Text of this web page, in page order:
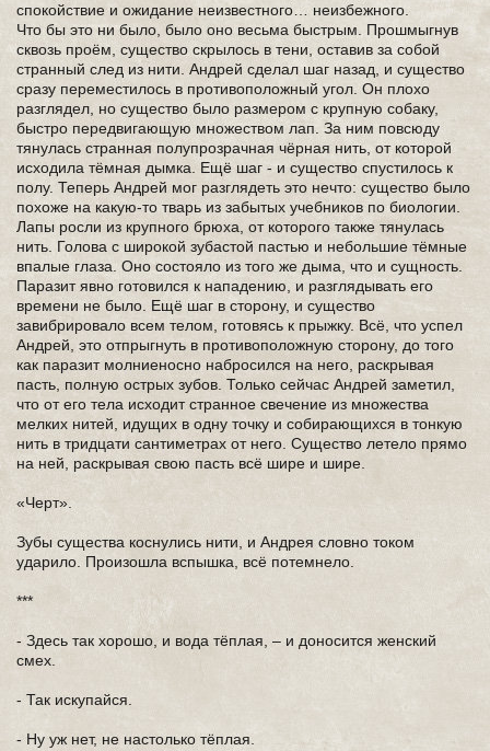
спокойствие и ожидание неизвестного… неизбежного.
Что бы это ни было, было оно весьма быстрым. Прошмыгнув
сквозь проём, существо скрылось в тени, оставив за собой
странный след из нити. Андрей сделал шаг назад, и существо
сразу переместилось в противоположный угол. Он плохо
разглядел, но существо было размером с крупную собаку,
быстро передвигающую множеством лап. За ним повсюду
тянулась странная полупрозрачная чёрная нить, от которой
исходила тёмная дымка. Ещё шаг - и существо спустилось к
полу. Теперь Андрей мог разглядеть это нечто: существо было
похоже на какую-то тварь из забытых учебников по биологии.
Лапы росли из крупного брюха, от которого также тянулась
нить. Голова с широкой зубастой пастью и небольшие тёмные
впалые глаза. Оно состояло из того же дыма, что и сущность.
Паразит явно готовился к нападению, и разглядывать его
времени не было. Ещё шаг в сторону, и существо
завибрировало всем телом, готовясь к прыжку. Всё, что успел
Андрей, это отпрыгнуть в противоположную сторону, до того
как паразит молниеносно набросился на него, раскрывая
пасть, полную острых зубов. Только сейчас Андрей заметил,
что от его тела исходит странное свечение из множества
мелких нитей, идущих в одну точку и собирающихся в тонкую
нить в тридцати сантиметрах от него. Существо летело прямо
на ней, раскрывая свою пасть всё шире и шире.
«Черт».
Зубы существа коснулись нити, и Андрея словно током
ударило. Произошла вспышка, всё потемнело.
***
- Здесь так хорошо, и вода тёплая, – и доносится женский
смех.
- Так искупайся.
- Ну уж нет, не настолько тёплая.